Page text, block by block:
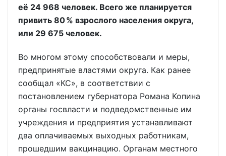
её 24 968 человек. Всего же планируется
привить 80 % взрослого населения округа,
или 29 675 человек.
Во многом этому способствовали и меры,
предпринятые властями округа. Как ранее
сообщал «КС», в соответствии с
постановлением губернатора Романа Копина
органы госвласти и подведомственные им
учреждения и предприятия устанавливают
два оплачиваемых выходных работникам,
прошедшим вакцинацию. Органам местного